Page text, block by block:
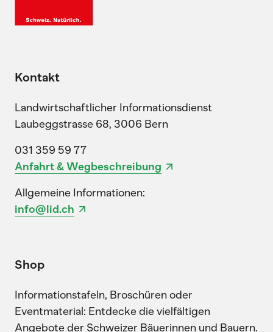
Kontakt
Landwirtschaftlicher Informationsdienst
Laubeggstrasse 68, 3006 Bern
031 359 59 77
Anfahrt & Wegbeschreibung
Allgemeine Informationen:
info@lid.ch
Shop
Informationstafeln, Broschüren oder
Eventmaterial: Entdecke die vielfältigen
Angebote der Schweizer Bäuerinnen und Bauern.